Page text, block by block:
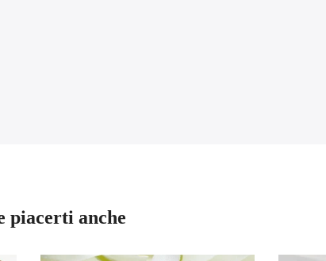
piacerti anche